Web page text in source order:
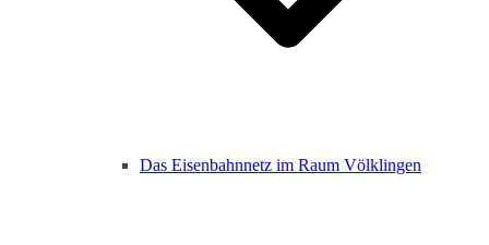
Das Eisenbahnnetz im Raum Völklingen